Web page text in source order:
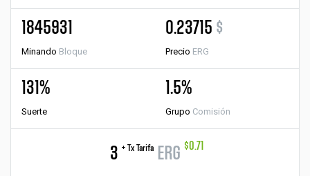
1845931
Minando Bloque
0.23715 $
Precio ERG
131%
Suerte
1.5%
Grupo Comisión
3 + Tx Tarifa ERG $0.71